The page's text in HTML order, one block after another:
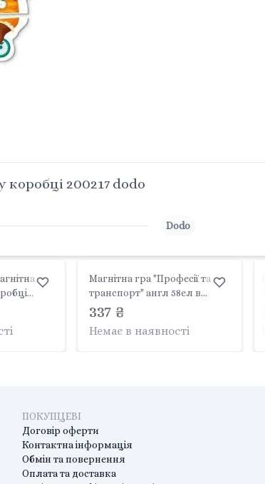
коробці 200217 dodo
Dodo
Магнітна гра "Професії та
транспорт" англ 58ел в
коробці 20*20*4см ML4031-
31EN україна
337 ₴
Немає в наявності
ПОКУПЦЕВІ
Договір оферти
Контактна інформація
Обмін та повернення
Оплата та доставка